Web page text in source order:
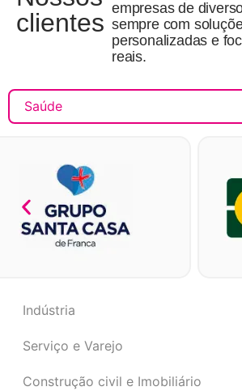
clientes empresas de
sempre com
personalizadas e
reais.
Saúde
Indústria
Serviço e Varejo
Construção civil e Imobiliário